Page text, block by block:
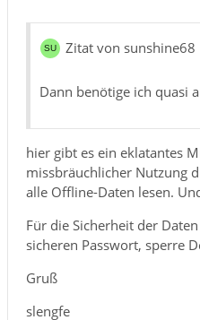
Zitat von sunshine68
Dann benötige ich quasi
hier gibt es ein eklatantes
missbräuchlicher Nutzung
alle Offline-Daten lesen.
Für die Sicherheit der
sicheren Passwort, sperre
Gruß
slengfe